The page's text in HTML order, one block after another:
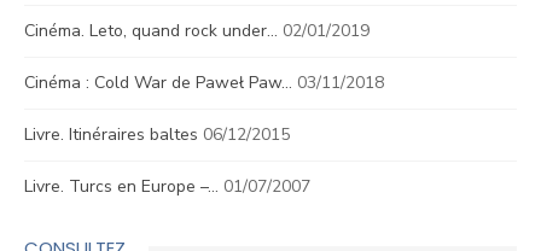
Cinéma. Leto, quand rock under… 02/01/2019
Cinéma : Cold War de Paweł Paw… 03/11/2018
Livre. Itinéraires baltes 06/12/2015
Livre. Turcs en Europe –… 01/07/2007